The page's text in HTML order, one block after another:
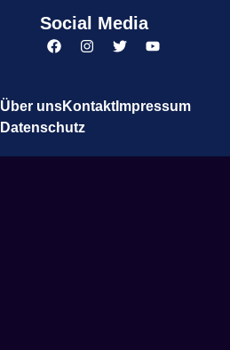
Social Media
Über unsKontaktImpressum
Datenschutz